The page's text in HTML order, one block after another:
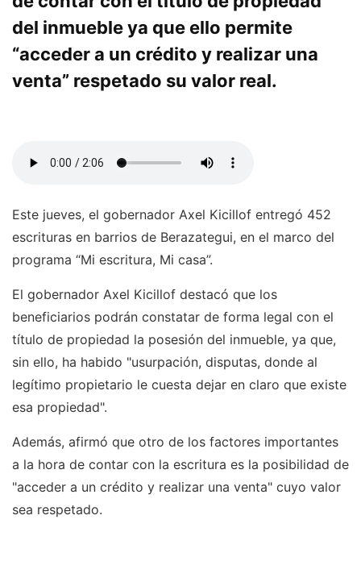
del inmueble ya que ello permite
“acceder a un crédito y realizar una
venta” respetado su valor real.
Este jueves, el gobernador Axel Kicillof entregó 452
escrituras en barrios de Berazategui, en el marco del
programa “Mi escritura, Mi casa”.
El gobernador Axel Kicillof destacó que los
beneficiarios podrán constatar de forma legal con el
título de propiedad la posesión del inmueble, ya que,
sin ello, ha habido "usurpación, disputas, donde al
legítimo propietario le cuesta dejar en claro que existe
esa propiedad".
Además, afirmó que otro de los factores importantes
a la hora de contar con la escritura es la posibilidad de
"acceder a un crédito y realizar una venta" cuyo valor
sea respetado.